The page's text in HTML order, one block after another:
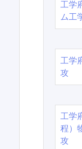
工学
ム工
工学
攻
工学
程）
攻